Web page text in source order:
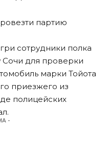
партию
сотрудники полка
для проверки
марки Тойота
приезжего из
полицейских
-